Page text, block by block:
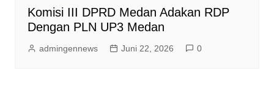
Komisi III DPRD Medan Adakan RDP
Dengan PLN UP3 Medan
admingennews Juni 22, 2026 0